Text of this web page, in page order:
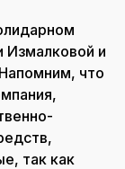
Измалковой и
что
так как